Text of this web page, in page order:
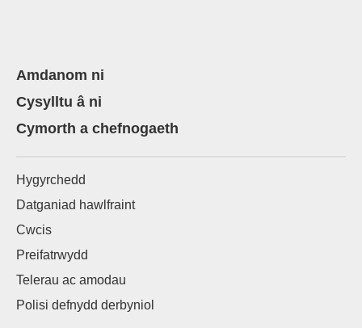
Amdanom ni
Cysylltu â ni
Cymorth a chefnogaeth
Hygyrchedd
Datganiad hawlfraint
Cwcis
Preifatrwydd
Telerau ac amodau
Polisi defnydd derbyniol